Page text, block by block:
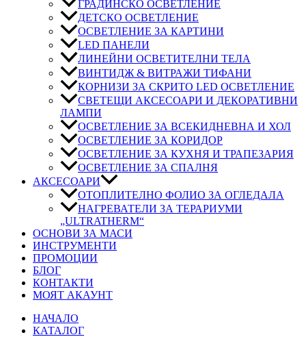
ГРАДИНСКО ОСВЕТЛЕНИЕ
ДЕТСКО ОСВЕТЛЕНИЕ
ОСВЕТЛЕНИЕ ЗА КАРТИНИ
LED ПАНЕЛИ
ЛИНЕЙНИ ОСВЕТИТЕЛНИ ТЕЛА
ВИНТИДЖ & ВИТРАЖИ ТИФАНИ
КОРНИЗИ ЗА СКРИТО LED ОСВЕТЛЕНИЕ
СВЕТЕЩИ АКСЕСОАРИ И ДЕКОРАТИВНИ
ЛАМПИ
ОСВЕТЛЕНИЕ ЗА ВСЕКИДНЕВНА И ХОЛ
ОСВЕТЛЕНИЕ ЗА КОРИДОР
ОСВЕТЛЕНИЕ ЗА КУХНЯ И ТРАПЕЗАРИЯ
ОСВЕТЛЕНИЕ ЗА СПАЛНЯ
АКСЕСОАРИ
ОТОПЛИТЕЛНО ФОЛИО ЗА ОГЛЕДАЛА
НАГРЕВАТЕЛИ ЗА ТЕРАРИУМИ
„ULTRATHERM“
ОСНОВИ ЗА МАСИ
ИНСТРУМЕНТИ
ПРОМОЦИИ
БЛОГ
КОНТАКТИ
МОЯТ АКАУНТ
НАЧАЛО
КАТАЛОГ